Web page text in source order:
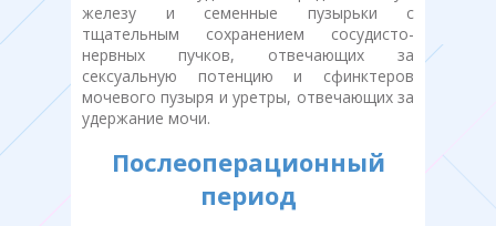
железу и семенные пузырьки с
тщательным сохранением сосудисто-
нервных пучков, отвечающих за
сексуальную потенцию и сфинктеров
мочевого пузыря и уретры, отвечающих за
удержание мочи.
Послеоперационный
период